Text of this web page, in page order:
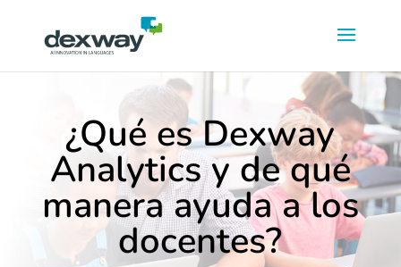
¿Qué es Dexway
Analytics y de qué
manera ayuda a los
docentes?